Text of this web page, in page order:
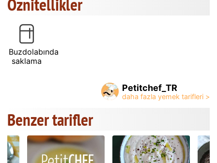
Buzdolabında
saklama
Petitchef_TR
Benzer tarifler